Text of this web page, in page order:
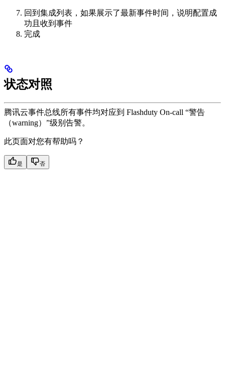
回到集成列表，如果展示了最新事件时间，说明配置成
功且收到事件
完成
状态对照
腾讯云事件总线所有事件均对应到 Flashduty On-call “警告
（warning）”级别告警。
此页面对您有帮助吗？
是 否